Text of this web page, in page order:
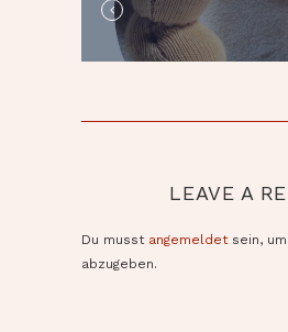
LEAVE A
Du musst angemeldetsein, um
abzugeben.